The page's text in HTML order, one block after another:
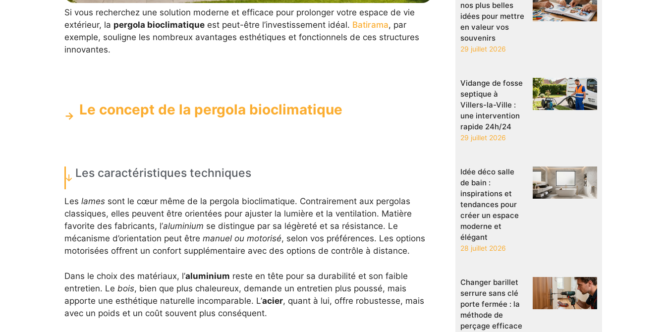
Si vous recherchez une solution moderne et efficace pour prolonger votre espace de vie
extérieur, la pergola bioclimatiqueest peut-être l’investissement idéal. Batirama, par
exemple, souligne les nombreux avantages esthétiques et fonctionnels de ces structures
innovantes.
Le concept de la pergola bioclimatique
Les caractéristiques techniques
Les lamessont le cœur même de la pergola bioclimatique. Contrairement aux pergolas
classiques, elles peuvent être orientées pour ajuster la lumière et la ventilation. Matière
favorite des fabricants, l’aluminium se distingue par sa légèreté et sa résistance. Le
mécanisme d’orientation peut être manuel ou motorisé, selon vos préférences. Les options
motorisées offrent un confort supplémentaire avec des options de contrôle à distance.
Dans le choix des matériaux, l’aluminium reste en tête pour sa durabilité et son faible
entretien. Le bois, bien que plus chaleureux, demande un entretien plus poussé, mais
apporte une esthétique naturelle incomparable. L’acier, quant à lui, offre robustesse, mais
avec un poids et un coût souvent plus conséquent.
nos plus belles
idées pour mettre
en valeur vos
souvenirs
29 juillet 2026
Vidange de fosse
septique à
Villers-la-Ville :
une intervention
rapide 24h/24
29 juillet 2026
Idée déco salle
de bain :
inspirations et
tendances pour
créer un espace
moderne et
élégant
28 juillet 2026
Changer barillet
serrure sans clé
porte fermée : la
méthode de
perçage efficace